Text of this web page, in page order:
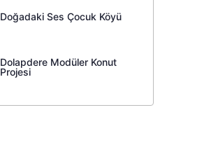
Doğadaki Ses Çocuk Köyü
Dolapdere Modüler Konut
Projesi